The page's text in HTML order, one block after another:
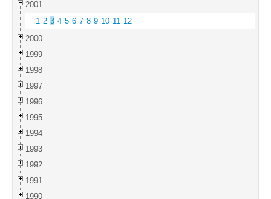
2001
1 2 3 4 5 6 7 8 9 10 11 12
2000
1999
1998
1997
1996
1995
1994
1993
1992
1991
1990